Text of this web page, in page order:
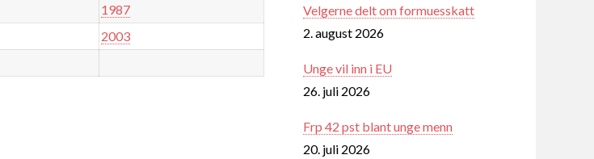
1987
2003
Velgerne delt om formuesskatt
2. august 2026
Unge vil inn i EU
26. juli 2026
Frp 42 pst blant unge menn
20. juli 2026